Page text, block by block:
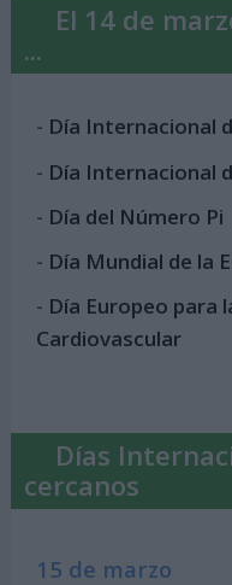
El 14 de
...
- Día Internacional
- Día Internacional
- Día del Número Pi
- Día Mundial de la
- Día Europeo para
Cardiovascular
Días
cercanos
15 de marzo